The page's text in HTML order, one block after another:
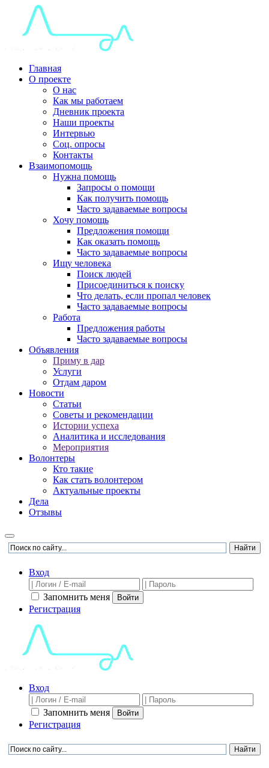
Главная
О проекте
О нас
Как мы работаем
Дневник проекта
Наши проекты
Интервью
Соц. опросы
Контакты
Взаимопомощь
Нужна помощь
Запросы о помощи
Как получить помощь
Часто задаваемые вопросы
Хочу помощь
Предложения помощи
Как оказать помощь
Часто задаваемые вопросы
Ищу человека
Поиск людей
Присоединиться к поиску
Что делать, если пропал человек
Часто задаваемые вопросы
Работа
Предложения работы
Часто задаваемые вопросы
Объявления
Приму в дар
Услуги
Отдам даром
Новости
Статьи
Советы и рекомендации
Истории успеха
Аналитика и исследования
Мероприятия
Волонтеры
Кто такие
Как стать волонтером
Актуальные проекты
Дела
Отзывы
Вход
Запомнить меня Войти
Регистрация
Вход
Запомнить меня Войти
Регистрация